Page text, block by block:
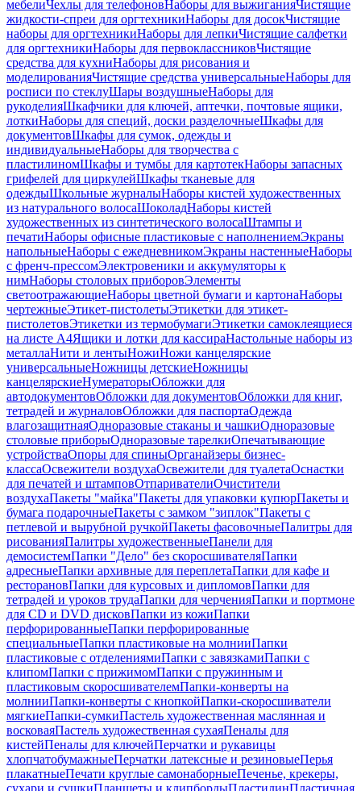
мебелиЧехлы для телефоновНаборы для выжиганияЧистящие
жидкости-спреи для оргтехникиНаборы для досокЧистящие
наборы для оргтехникиНаборы для лепкиЧистящие салфетки
для оргтехникиНаборы для первоклассниковЧистящие
средства для кухниНаборы для рисования и
моделированияЧистящие средства универсальныеНаборы для
росписи по стеклуШары воздушныеНаборы для
рукоделияШкафчики для ключей, аптечки, почтовые ящики,
лоткиНаборы для специй, доски разделочныеШкафы для
документовШкафы для сумок, одежды и
индивидуальныеНаборы для творчества с
пластилиномШкафы и тумбы для картотекНаборы запасных
грифелей для циркулейШкафы тканевые для
одеждыШкольные журналыНаборы кистей художественных
из натурального волосаШоколадНаборы кистей
художественных из синтетического волосаШтампы и
печатиНаборы офисные пластиковые с наполнениемЭкраны
напольныеНаборы с ежедневникомЭкраны настенныеНаборы
с френч-прессомЭлектровеники и аккумуляторы к
нимНаборы столовых приборовЭлементы
светоотражающиеНаборы цветной бумаги и картонаНаборы
чертежныеЭтикет-пистолетыЭтикетки для этикет-
пистолетовЭтикетки из термобумагиЭтикетки самоклеящиеся
на листе А4Ящики и лотки для кассираНастольные наборы из
металлаНити и лентыНожиНожи канцелярские
универсальныеНожницы детскиеНожницы
канцелярскиеНумераторыОбложки для
автодокументовОбложки для документовОбложки для книг,
тетрадей и журналовОбложки для паспортаОдежда
влагозащитнаяОдноразовые стаканы и чашкиОдноразовые
столовые приборыОдноразовые тарелкиОпечатывающие
устройстваОпоры для спиныОрганайзеры бизнес-
классаОсвежители воздухаОсвежители для туалетаОснастки
для печатей и штамповОтпаривателиОчистители
воздухаПакеты "майка"Пакеты для упаковки купюрПакеты и
бумага подарочныеПакеты с замком "зиплок"Пакеты с
петлевой и вырубной ручкойПакеты фасовочныеПалитры для
рисованияПалитры художественныеПанели для
демосистемПапки "Дело" без скоросшивателяПапки
адресныеПапки архивные для переплетаПапки для кафе и
ресторановПапки для курсовых и дипломовПапки для
тетрадей и уроков трудаПапки для черченияПапки и портмоне
для CD и DVD дисковПапки из кожиПапки
перфорированныеПапки перфорированные
специальныеПапки пластиковые на молнииПапки
пластиковые с отделениямиПапки с завязкамиПапки с
клипомПапки с прижимомПапки с пружинным и
пластиковым скоросшивателемПапки-конверты на
молнииПапки-конверты с кнопкойПапки-скоросшиватели
мягкиеПапки-сумкиПастель художественная маслянная и
восковаяПастель художественная сухаяПеналы для
кистейПеналы для ключейПерчатки и рукавицы
хлопчатобумажныеПерчатки латексные и резиновыеПерья
плакатныеПечати круглые самонаборныеПеченье, крекеры,
сухари и сушкиПланшеты и клипбордыПластилинПластичная